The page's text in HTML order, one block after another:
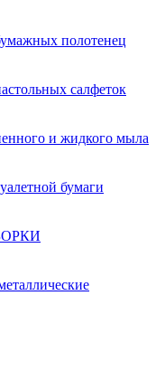
полотенец
салфеток
и жидкого мыла
бумаги